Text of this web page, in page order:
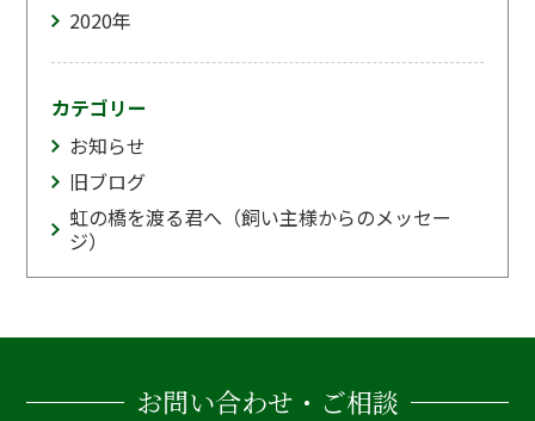
2020年
カテゴリー
お知らせ
旧ブログ
虹の橋を渡る君へ（飼い主様からのメッセー
ジ）
お問い合わせ・ご相談